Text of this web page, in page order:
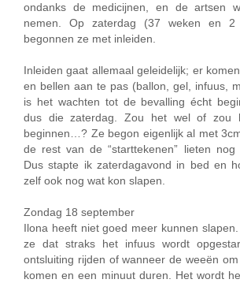
ondanks de medicijnen, en de artsen
nemen. Op zaterdag (37 weken en 2
begonnen ze met inleiden.
Inleiden gaat allemaal geleidelijk; er
en bellen aan te pas (ballon, gel, infuus,
is het wachten tot de bevalling écht
dus die zaterdag. Zou het wel of zou
beginnen…? Ze begon eigenlijk al met
de rest van de “starttekenen” lieten nog
Dus stapte ik zaterdagavond in bed en
zelf ook nog wat kon slapen.
Zondag 18 september
Ilona heeft niet goed meer kunnen slapen.
ze dat straks het infuus wordt
ontsluiting rijden of wanneer de weeën
komen en een minuut duren. Het wordt